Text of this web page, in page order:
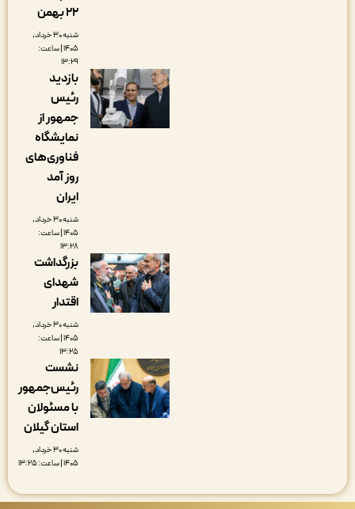
شنبه ۳۰ خرداد,
۱۴۰۵ | ساعت:
بازدید
رئیس
جمهور از
نمایشگاه
فناوری‌های
شنبه ۳۰ خرداد,
۱۴۰۵ | ساعت:
بزرگداشت
شهدای
اقتدار
شنبه ۳۰ خرداد,
۱۴۰۵ | ساعت:
نشست
رئیس‌جمهور
با مسئولان
استان گیلان
شنبه ۳۰ خرداد,